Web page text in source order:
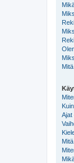
Ajat